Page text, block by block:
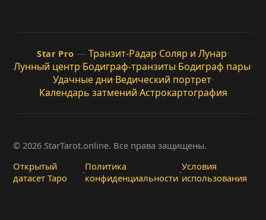
Star Pro — Транзит-Радар·Соляр и Лунар·
Лунный центр·Бодиграф-транзиты·Бодиграф пары·
Удачные дни·Ведический портрет·
Календарь затмений·Астрокартография
© 2026 StarTarot.online. Все права защищены.
Открытый
датасет Таро
·Политика
конфиденциальности·Условия
использования